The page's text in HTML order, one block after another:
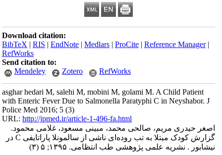
Download citation:
BibTeX |RIS |EndNote |Medlars |ProCite |Reference Manager
RefWorks
Send citation to:
Mendeley
Zotero RefWorks
asghar hedari M, salehi M, mobini M, golami M. A Child Patient
with Enteric Fever Due to Salmonella Paratyphi C in Neyshabor. J
Police Med 2016; 5 (3)
URL:http://jpmed.ir/article-1-496-fa.html
اصغر حیدری مریم، صالحی محمد، مبینی مسعود، غلامی محمود.
گزارش کودک مبتلا به تب روده‌ای ناشی از سالمونلا پاراتایفی C‌ در
نیشابور . نشریه علمی پژوهشی طب انتظامی. ۱۳۹۵; ۵ (۳)